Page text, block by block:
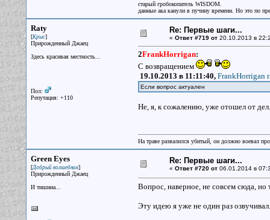
старый гробокопатель WISDOM.
данные ака канули в пучину времени. Но это по
Raty
[Крыс]
Прирожденный Джаец
Здесь красивая местность...
Пол:
Репутация: +110
Re: Первые шаги...
« Ответ #719 от20.10.2013 в
2FrankHorrigan:
С возвращением
19.10.2013 в 11:11:40, FrankHorrigan
Если вопрос актуален
Не, я, к сожалению, уже отошел от
На траве развалился убитый, он должно воевал
Green Eyes
[Добрый волшебник]
Прирожденный Джаец
И тишина...
Re: Первые шаги...
« Ответ #720 от06.01.2014 в
Вопрос, наверное, не совсем сюда, но
Эту идею я уже не один раз